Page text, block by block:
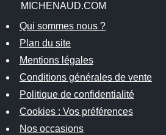
MICHENAUD.COM
Qui sommes nous ?
Plan du site
Mentions légales
Conditions générales de vente
Politique de confidentialité
Cookies : Vos préférences
Nos occasions